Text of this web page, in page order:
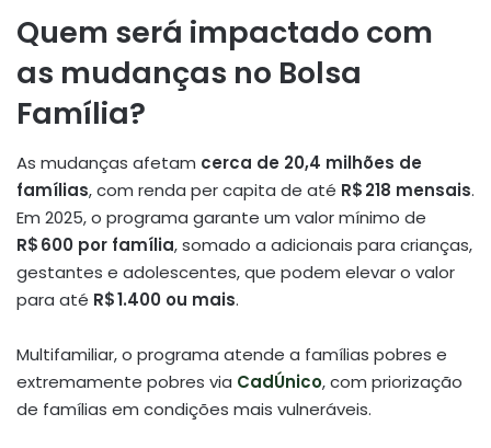
Quem será impactado com
as mudanças no Bolsa
Família?
As mudanças afetam cerca de 20,4 milhões de
famílias, com renda per capita de até R$ 218 mensais.
Em 2025, o programa garante um valor mínimo de
R$ 600 por família, somado a adicionais para crianças,
gestantes e adolescentes, que podem elevar o valor
para até R$ 1.400 ou mais.
Multifamiliar, o programa atende a famílias pobres e
extremamente pobres via CadÚnico, com priorização
de famílias em condições mais vulneráveis.